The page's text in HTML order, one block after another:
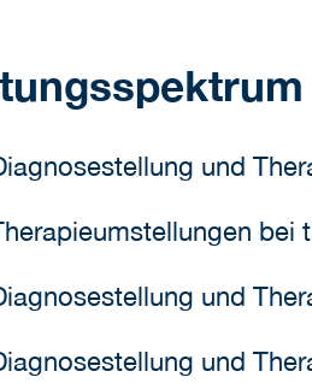
und
bei
und
und